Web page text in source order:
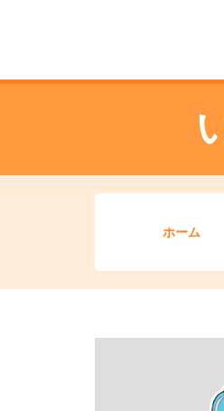
ホーム